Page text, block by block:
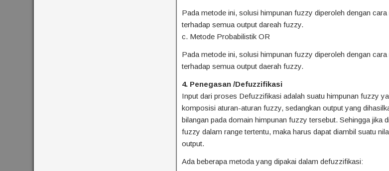
Pada metode ini, solusi himpunan fuzzy diperoleh dengan
terhadap semua output dareah fuzzy.
c. Metode Probabilistik OR
Pada metode ini, solusi himpunan fuzzy diperoleh dengan
terhadap semua output daerah fuzzy.
4. Penegasan /Defuzzifikasi
Input dari proses Defuzzifikasi adalah suatu himpunan fuzzy
komposisi aturan-aturan fuzzy, sedangkan output yang
bilangan pada domain himpunan fuzzy tersebut. Sehingga jika
fuzzy dalam range tertentu, maka harus dapat diambil suatu
output.
Ada beberapa metoda yang dipakai dalam defuzzifikasi: